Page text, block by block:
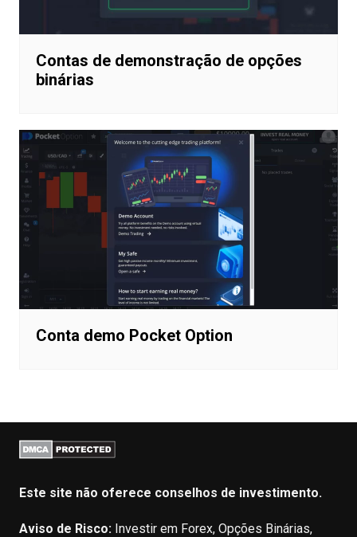
Contas de demonstração de opções
binárias
Conta demo Pocket Option
Este site não oferece conselhos de investimento.
Aviso de Risco:Investir em Forex, Opções Binárias,